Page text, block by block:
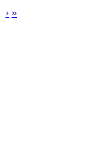
› »